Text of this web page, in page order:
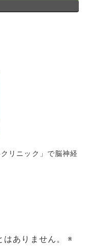
リニック」で脳神経
ありません。
※